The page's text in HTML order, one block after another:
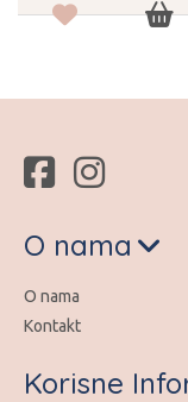
O nama
O nama
Kontakt
Korisne